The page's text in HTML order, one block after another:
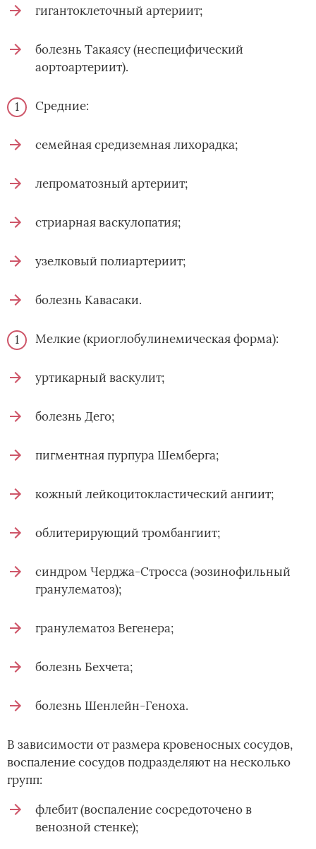
гигантоклеточный артериит;
болезнь Такаясу (неспецифический
аортоартериит).
Средние:
семейная средиземная лихорадка;
лепроматозный артериит;
стриарная васкулопатия;
узелковый полиартериит;
болезнь Кавасаки.
Мелкие (криоглобулинемическая форма):
уртикарный васкулит;
болезнь Дего;
пигментная пурпура Шемберга;
кожный лейкоцитокластический ангиит;
облитерирующий тромбангиит;
синдром Черджа-Стросса (эозинофильный
гранулематоз);
гранулематоз Вегенера;
болезнь Бехчета;
болезнь Шенлейн-Геноха.
В зависимости от размера кровеносных сосудов,
воспаление сосудов подразделяют на несколько
групп:
флебит (воспаление сосредоточено в
венозной стенке);